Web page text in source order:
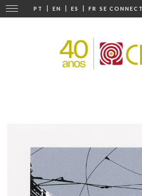
PT | EN | ES | FR SE
Modifier
la